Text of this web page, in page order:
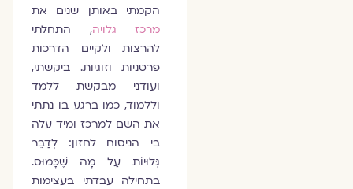
הקמתי באותן שנים את
מרכז גלויה, התחלתי
להרצות ולקיים הדרכות
פרטניות וזוגיות. ביקשתי,
ועודני מבקשת ללמד
וללמוד, כמו ברגע בו נתתי
את השם למרכז ומיד עלה
בי הניסוח לחזון: לְדַבֵּר
גְּלוּיוֹת עַל מָה שֶׁכָּמוּס.
בתחילה עבדתי בעצימות